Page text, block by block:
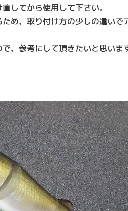
してから使用して下さい。
め、取り付け方の少しの違い
、参考にして頂きたいと思いま